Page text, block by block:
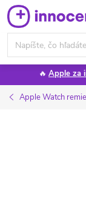
Prejsť
na
obsah
🔥 Apple za
Apple Watch